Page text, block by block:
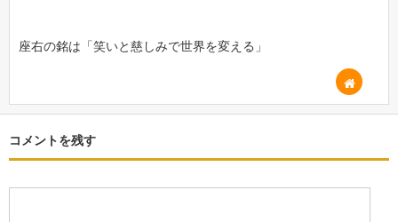
座右の銘は「笑いと慈しみで世界を変える」
コメントを残す